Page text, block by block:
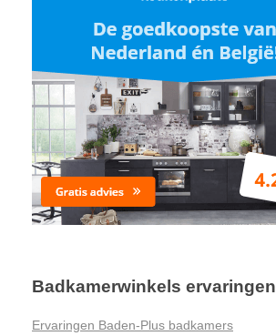
Badkamerwinkels ervaringen
Ervaringen Baden-Plus badkamers